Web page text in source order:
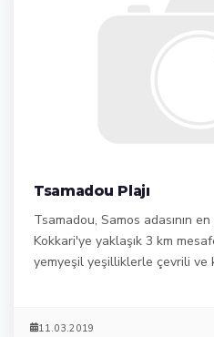
Tsamadou Plajı
Tsamadou, Samos adasının
Kokkari'ye yaklaşık 3 km
yemyeşil yeşilliklerle çevrili ve
11.03.2019